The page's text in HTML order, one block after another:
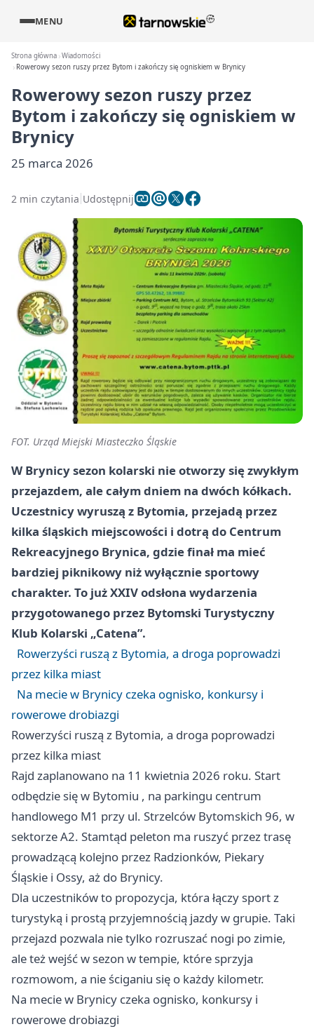
MENU
Strona główna Wiadomości
Rowerowy sezon ruszy przez Bytom i zakończy się ogniskiem w Brynicy
Rowerowy sezon ruszy przez
Bytom i zakończy się ogniskiem w
Brynicy
25 marca 2026
2 min czytania Udostępnij
FOT. Urząd Miejski Miasteczko Śląskie
W Brynicy sezon kolarski nie otworzy się zwykłym
przejazdem, ale całym dniem na dwóch kółkach.
Uczestnicy wyruszą z Bytomia, przejadą przez
kilka śląskich miejscowości i dotrą do Centrum
Rekreacyjnego Brynica, gdzie finał ma mieć
bardziej piknikowy niż wyłącznie sportowy
charakter. To już XXIV odsłona wydarzenia
przygotowanego przez Bytomski Turystyczny
Klub Kolarski „Catena”.
Rowerzyści ruszą z Bytomia, a droga poprowadzi
przez kilka miast
Na mecie w Brynicy czeka ognisko, konkursy i
rowerowe drobiazgi
Rowerzyści ruszą z Bytomia, a droga poprowadzi
przez kilka miast
Rajd zaplanowano na 11 kwietnia 2026 roku. Start
odbędzie się w Bytomiu , na parkingu centrum
handlowego M1 przy ul. Strzelców Bytomskich 96, w
sektorze A2. Stamtąd peleton ma ruszyć przez trasę
prowadzącą kolejno przez Radzionków, Piekary
Śląskie i Ossy, aż do Brynicy.
Dla uczestników to propozycja, która łączy sport z
turystyką i prostą przyjemnością jazdy w grupie. Taki
przejazd pozwala nie tylko rozruszać nogi po zimie,
ale też wejść w sezon w tempie, które sprzyja
rozmowom, a nie ściganiu się o każdy kilometr.
Na mecie w Brynicy czeka ognisko, konkursy i
rowerowe drobiazgi